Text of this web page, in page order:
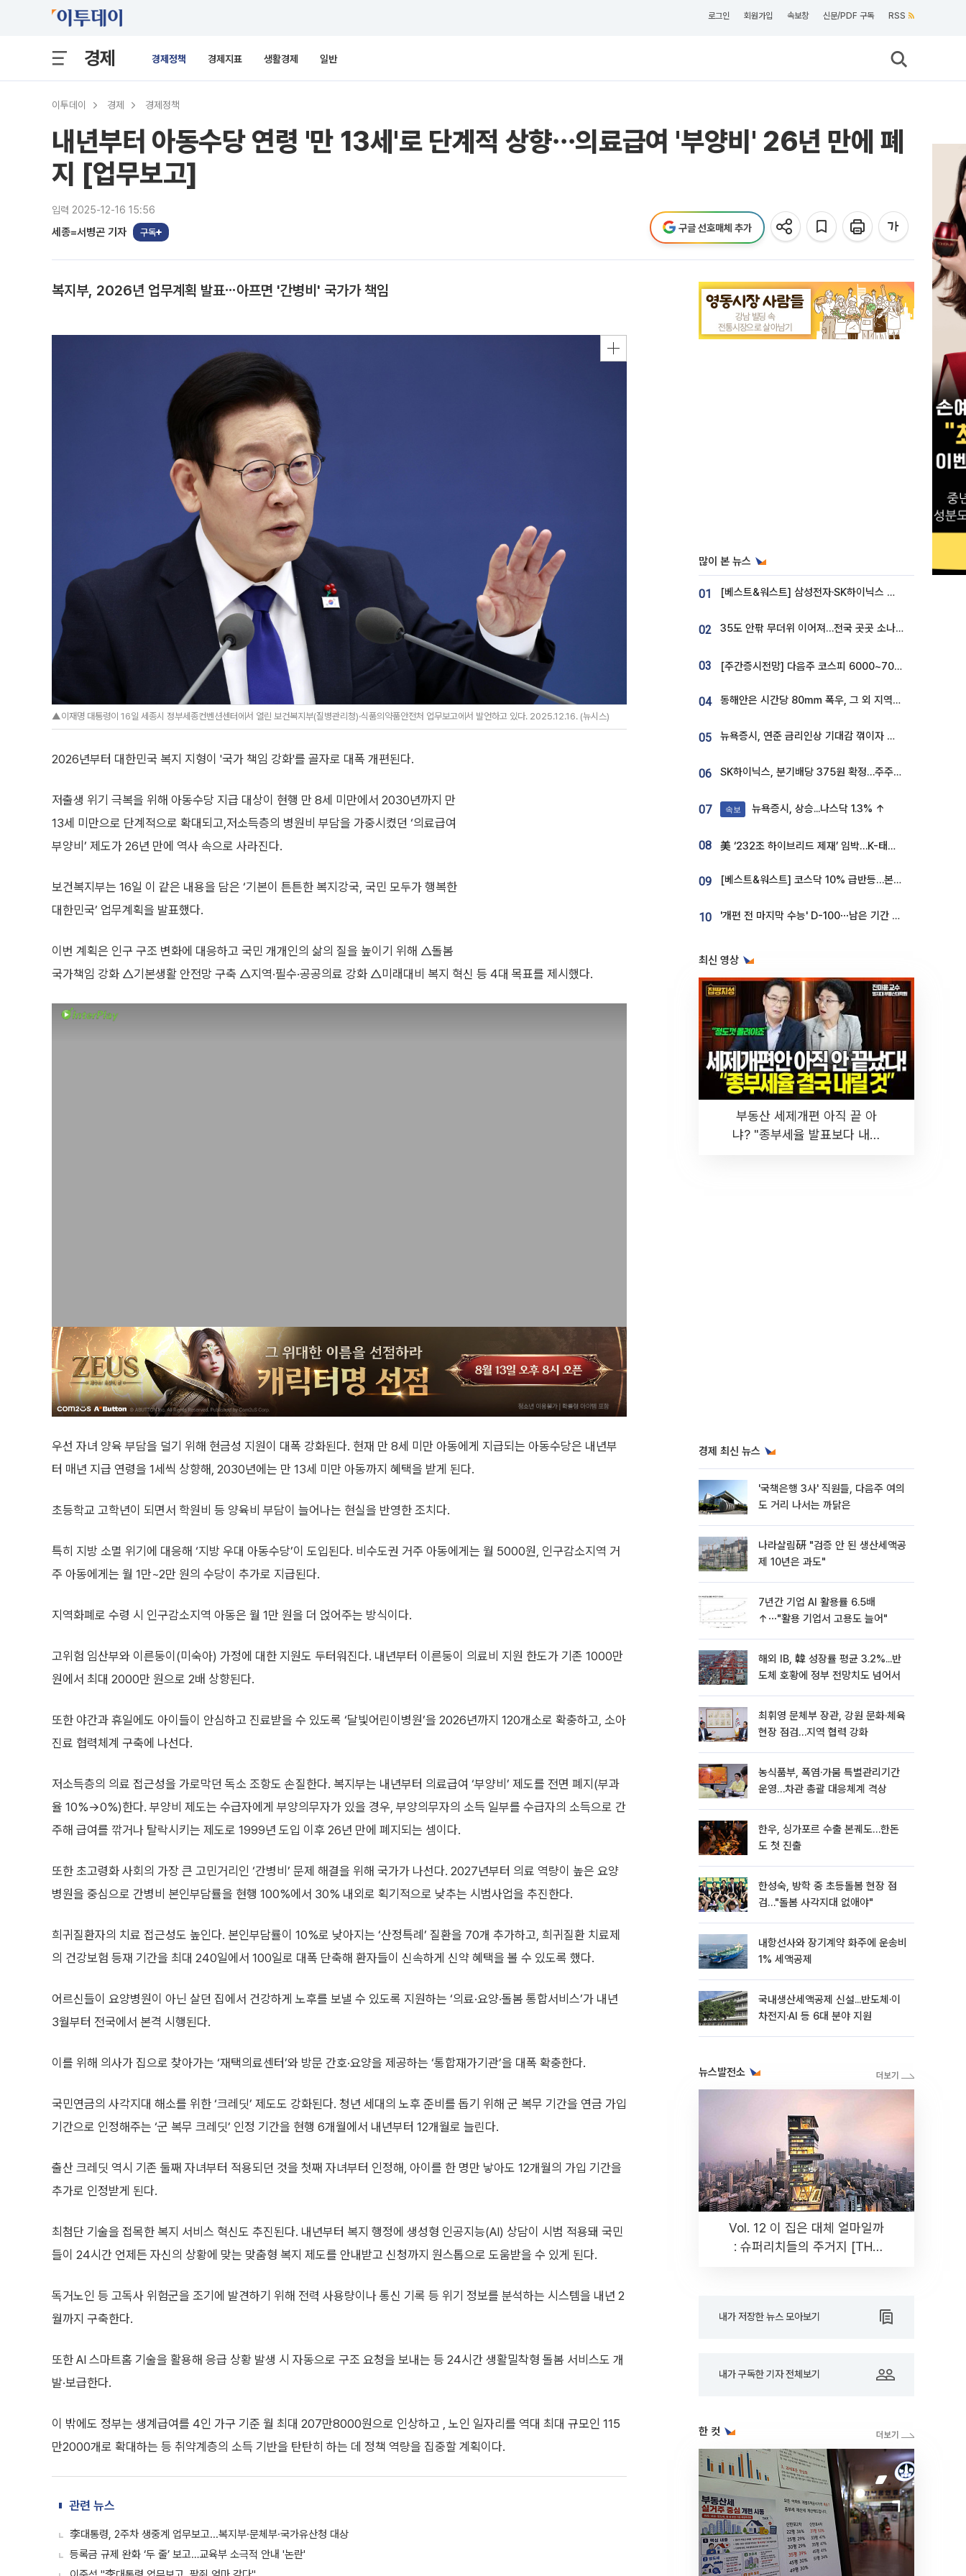
로그인 회원가입 속보창 신문/PDF 구독 RSS
경제 경제정책 경제지표 생활경제 일반
이투데이 경제 경제정책
내년부터 아동수당 연령 '만 13세'로 단계적 상향⋯의료급여 '부양비' 26년 만에 폐
지 [업무보고]
입력 2025-12-16 15:56
세종=서병곤 기자 구독 구글 선호매체 추가
복지부, 2026년 업무계획 발표⋯아프면 '간병비' 국가가 책임
▲이재명 대통령이 16일 세종시 정부세종컨벤션센터에서 열린 보건복지부(질병관리청)·식품의약품안전처 업무보고에서 발언하고 있다. 2025.12.16. (뉴시스)
2026년부터 대한민국 복지 지형이 '국가 책임 강화'를 골자로 대폭 개편된다.
저출생 위기 극복을 위해 아동수당 지급 대상이 현행 만 8세 미만에서 2030년까지 만
13세 미만으로 단계적으로 확대되고,저소득층의 병원비 부담을 가중시켰던 ‘의료급여
부양비’ 제도가 26년 만에 역사 속으로 사라진다.
보건복지부는 16일 이 같은 내용을 담은 ‘기본이 튼튼한 복지강국, 국민 모두가 행복한
대한민국’ 업무계획을 발표했다.
이번 계획은 인구 구조 변화에 대응하고 국민 개개인의 삶의 질을 높이기 위해 △돌봄
국가책임 강화 △기본생활 안전망 구축 △지역·필수·공공의료 강화 △미래대비 복지 혁신 등 4대 목표를 제시했다.
우선 자녀 양육 부담을 덜기 위해 현금성 지원이 대폭 강화된다. 현재 만 8세 미만 아동에게 지급되는 아동수당은 내년부
터 매년 지급 연령을 1세씩 상향해, 2030년에는 만 13세 미만 아동까지 혜택을 받게 된다.
초등학교 고학년이 되면서 학원비 등 양육비 부담이 늘어나는 현실을 반영한 조치다.
특히 지방 소멸 위기에 대응해 ‘지방 우대 아동수당’이 도입된다. 비수도권 거주 아동에게는 월 5000원, 인구감소지역 거
주 아동에게는 월 1만~2만 원의 수당이 추가로 지급된다.
지역화폐로 수령 시 인구감소지역 아동은 월 1만 원을 더 얹어주는 방식이다.
고위험 임산부와 이른둥이(미숙아) 가정에 대한 지원도 두터워진다. 내년부터 이른둥이 의료비 지원 한도가 기존 1000만
원에서 최대 2000만 원으로 2배 상향된다.
또한 야간과 휴일에도 아이들이 안심하고 진료받을 수 있도록 ‘달빛어린이병원’을 2026년까지 120개소로 확충하고, 소아
진료 협력체계 구축에 나선다.
저소득층의 의료 접근성을 가로막던 독소 조항도 손질한다. 복지부는 내년부터 의료급여 ‘부양비’ 제도를 전면 폐지(부과
율 10%→0%)한다. 부양비 제도는 수급자에게 부양의무자가 있을 경우, 부양의무자의 소득 일부를 수급자의 소득으로 간
주해 급여를 깎거나 탈락시키는 제도로 1999년 도입 이후 26년 만에 폐지되는 셈이다.
또한 초고령화 사회의 가장 큰 고민거리인 ‘간병비’ 문제 해결을 위해 국가가 나선다. 2027년부터 의료 역량이 높은 요양
병원을 중심으로 간병비 본인부담률을 현행 100%에서 30% 내외로 획기적으로 낮추는 시범사업을 추진한다.
희귀질환자의 치료 접근성도 높인다. 본인부담률이 10%로 낮아지는 ‘산정특례’ 질환을 70개 추가하고, 희귀질환 치료제
의 건강보험 등재 기간을 최대 240일에서 100일로 대폭 단축해 환자들이 신속하게 신약 혜택을 볼 수 있도록 했다.
어르신들이 요양병원이 아닌 살던 집에서 건강하게 노후를 보낼 수 있도록 지원하는 ‘의료·요양·돌봄 통합서비스’가 내년
3월부터 전국에서 본격 시행된다.
이를 위해 의사가 집으로 찾아가는 ‘재택의료센터’와 방문 간호·요양을 제공하는 ‘통합재가기관’을 대폭 확충한다.
국민연금의 사각지대 해소를 위한 ‘크레딧’ 제도도 강화된다. 청년 세대의 노후 준비를 돕기 위해 군 복무 기간을 연금 가입
기간으로 인정해주는 ‘군 복무 크레딧’ 인정 기간을 현행 6개월에서 내년부터 12개월로 늘린다.
출산 크레딧 역시 기존 둘째 자녀부터 적용되던 것을 첫째 자녀부터 인정해, 아이를 한 명만 낳아도 12개월의 가입 기간을
추가로 인정받게 된다.
최첨단 기술을 접목한 복지 서비스 혁신도 추진된다. 내년부터 복지 행정에 생성형 인공지능(AI) 상담이 시범 적용돼 국민
들이 24시간 언제든 자신의 상황에 맞는 맞춤형 복지 제도를 안내받고 신청까지 원스톱으로 도움받을 수 있게 된다.
독거노인 등 고독사 위험군을 조기에 발견하기 위해 전력 사용량이나 통신 기록 등 위기 정보를 분석하는 시스템을 내년 2
월까지 구축한다.
또한 AI 스마트홈 기술을 활용해 응급 상황 발생 시 자동으로 구조 요청을 보내는 등 24시간 생활밀착형 돌봄 서비스도 개
발·보급한다.
이 밖에도 정부는 생계급여를 4인 가구 기준 월 최대 207만8000원으로 인상하고 , 노인 일자리를 역대 최대 규모인 115
만2000개로 확대하는 등 취약계층의 소득 기반을 탄탄히 하는 데 정책 역량을 집중할 계획이다.
관련 뉴스
李대통령, 2주차 생중계 업무보고...복지부·문체부·국가유산청 대상
등록금 규제 완화 ‘두 줄’ 보고…교육부 소극적 안내 '논란'
많이 본 뉴스
01 [베스트&워스트] 삼성전자·SK하이닉스 밀린 한 주…상상인증권은 85% 급등
02 35도 안팎 무더위 이어져…전국 곳곳 소나기 [오늘 날씨]
03 [주간증시전망] 다음주 코스피 6000~7000⋯“外人 수급은 정책이 변수”
04 동해안은 시간당 80㎜ 폭우, 그 외 지역은 폭염…‘극과 극 날씨’
05 뉴욕증시, 연준 금리인상 기대감 꺾이자 상승...S&P500 사상 최고치 [종합]
06 SK하이닉스, 분기배당 375원 확정…주주환원책 9월로 앞당겨 발표
07 속보 뉴욕증시, 상승...나스닥 1.3% ↑
08 美 ‘232조 하이브리드 제재’ 임박…K-태양광, 불확실성 털고 날개 다나
09 [베스트&워스트] 코스닥 10% 급반등…본느, 최대주주 변경 기대에 270% 폭등
10 '개편 전 마지막 수능' D-100⋯남은 기간 성적 올릴 전략은
최신 영상
부동산 세제개편 아직 끝 아
냐? "종부세율 발표보다 내릴
경제 최신 뉴스
'국책은행 3사' 직원들, 다음주 여의
도 거리 나서는 까닭은
나라살림硏 "검증 안 된 생산세액공
제 10년은 과도"
7년간 기업 AI 활용률 6.5배
↑⋯"활용 기업서 고용도 늘어"
해외 IB, 韓 성장률 평균 3.2%...반
도체 호황에 정부 전망치도 넘어서
최휘영 문체부 장관, 강원 문화·체육
현장 점검…지역 협력 강화
농식품부, 폭염·가뭄 특별관리기간
운영…차관 총괄 대응체계 격상
한우, 싱가포르 수출 본궤도…한돈
도 첫 진출
한성숙, 방학 중 초등돌봄 현장 점
검…"돌봄 사각지대 없애야"
내항선사와 장기계약 화주에 운송비
1% 세액공제
국내생산세액공제 신설...반도체·이
차전지·AI 등 6대 분야 지원
뉴스발전소
Vol. 12 이 집은 대체 얼마일까
: 슈퍼리치들의 주거지 [THE
내가 저장한 뉴스 모아보기
내가 구독한 기자 전체보기
한 컷